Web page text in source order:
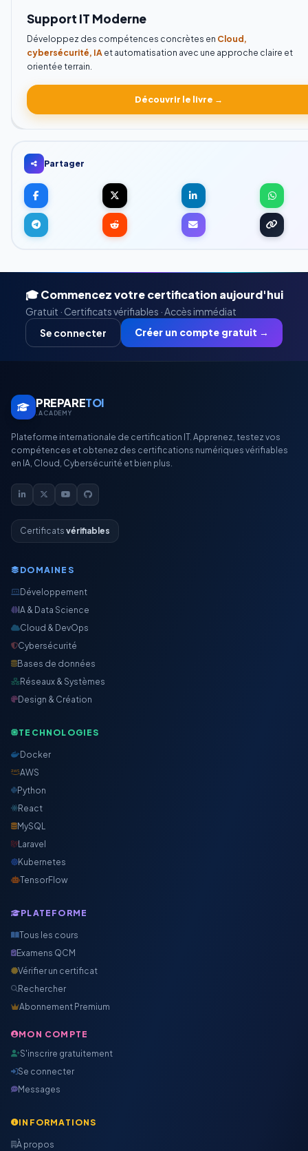
Support IT Moderne
Développez des compétences concrètes en Cloud,
cybersécurité, IA et automatisation avec une approche claire et
orientée terrain.
Découvrir le livre →
Partager
🎓 Commencez votre certification aujourd'hui
Gratuit · Certificats vérifiables · Accès immédiat
Se connecter
Créer un compte gratuit →
PREPARETOI
.ACADEMY
Plateforme internationale de certification IT. Apprenez, testez vos
compétences et obtenez des certifications numériques vérifiables
en IA, Cloud, Cybersécurité et bien plus.
Certificats vérifiables
DOMAINES
Développement
IA & Data Science
Cloud & DevOps
Cybersécurité
Bases de données
Réseaux & Systèmes
Design & Création
TECHNOLOGIES
Docker
AWS
Python
React
MySQL
Laravel
Kubernetes
TensorFlow
PLATEFORME
Tous les cours
Examens QCM
Vérifier un certificat
Rechercher
Abonnement Premium
MON COMPTE
S'inscrire gratuitement
Se connecter
Messages
INFORMATIONS
À propos